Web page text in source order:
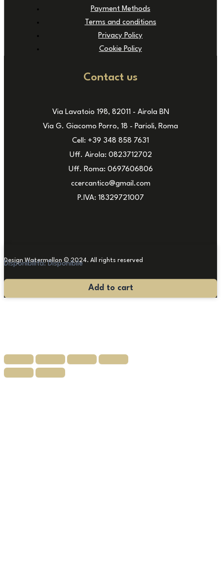
Payment Methods
Terms and conditions
Privacy Policy
Cookie Policy
Contact us
Via Lavatoio 198, 82011 - Airola BN
Via G. Giacomo Porro, 18 - Parioli, Roma
Cell: +39 348 858 7631
Uff. Airola: 0823712702
Uff. Roma: 0697606806
ccercantico@gmail.com
P.IVA: 18329721007
Design Watermellon © 2024. All rights reserved
Disponibilità: Disponibile
Comò
Add to cart